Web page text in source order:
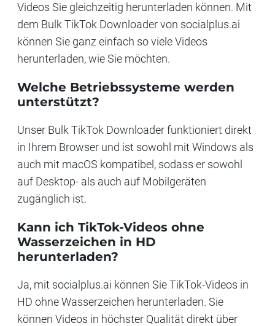
Videos Sie gleichzeitig herunterladen können. Mit
dem Bulk TikTok Downloader von socialplus.ai
können Sie ganz einfach so viele Videos
herunterladen, wie Sie möchten.
Welche Betriebssysteme werden
unterstützt?
Unser Bulk TikTok Downloader funktioniert direkt
in Ihrem Browser und ist sowohl mit Windows als
auch mit macOS kompatibel, sodass er sowohl
auf Desktop- als auch auf Mobilgeräten
zugänglich ist.
Kann ich TikTok-Videos ohne
Wasserzeichen in HD
herunterladen?
Ja, mit socialplus.ai können Sie TikTok-Videos in
HD ohne Wasserzeichen herunterladen. Sie
können Videos in höchster Qualität direkt über